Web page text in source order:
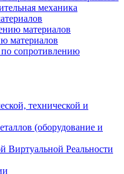
механика
материалов
материалов
сопротивлению
технической и
(оборудование и
Виртуальной Реальности